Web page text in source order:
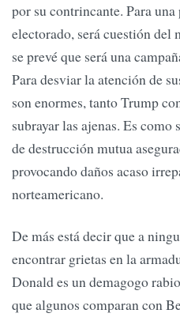
por su contrincante. Para
electorado, será cuestión del
se prevé que será una
Para desviar la atención de
son enormes, tanto Trump
subrayar las ajenas. Es
de destrucción mutua
provocando daños acaso
norteamericano.
De más está decir que a
encontrar grietas en la
Donald es un demagogo
que algunos comparan con